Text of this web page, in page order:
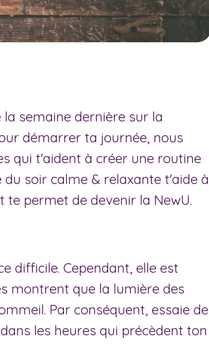
semaine dernière sur la
démarrer ta journée, nous
qui t'aident à créer une routine
soir calme & relaxante t'aide à
permet de devenir la NewU.
difficile. Cependant, elle est
montrent que la lumière des
Par conséquent, essaie de
les heures qui précèdent ton